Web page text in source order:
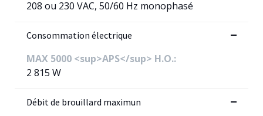
208 ou 230 VAC, 50/60 Hz monophasé
Consommation électrique
MAX 5000 <sup>APS</sup> H.O.:
2 815 W
Débit de brouillard maximun